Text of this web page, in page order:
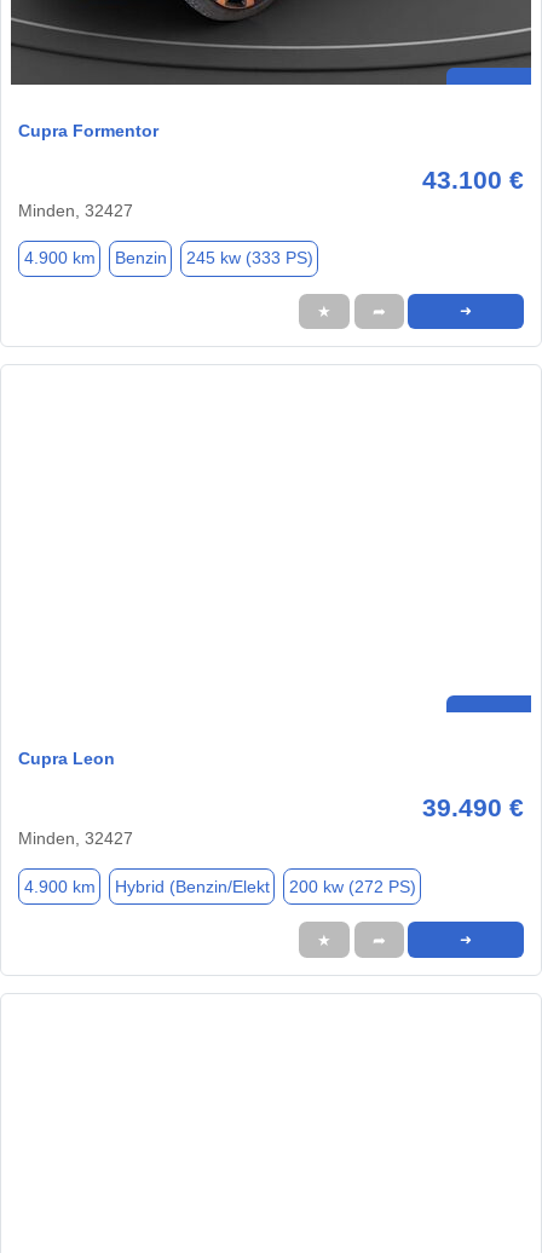
Cupra Formentor
43.100 €
Minden, 32427
4.900 km Benzin 245 kw (333 PS)
★ ➦ ➜
Cupra Leon
39.490 €
Minden, 32427
4.900 km Hybrid (Benzin/Elekt 200 kw (272 PS)
★ ➦ ➜